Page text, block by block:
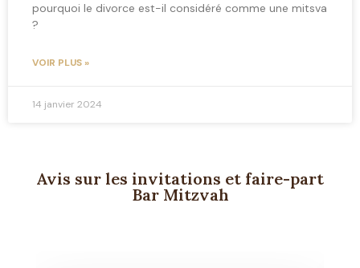
pourquoi le divorce est-il considéré comme une mitsva
?
VOIR PLUS »
14 janvier 2024
Avis sur les invitations et faire-part
Bar Mitzvah